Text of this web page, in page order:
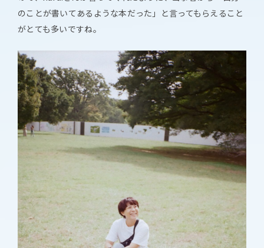
のことが書いてあるような本だった」と言ってもらえること
がとても多いですね。